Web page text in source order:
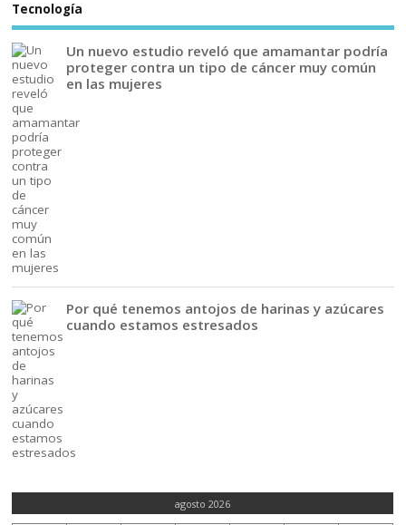
Tecnología
Un nuevo estudio reveló que amamantar podría
proteger contra un tipo de cáncer muy común
en las mujeres
Por qué tenemos antojos de harinas y azúcares
cuando estamos estresados
agosto 2026